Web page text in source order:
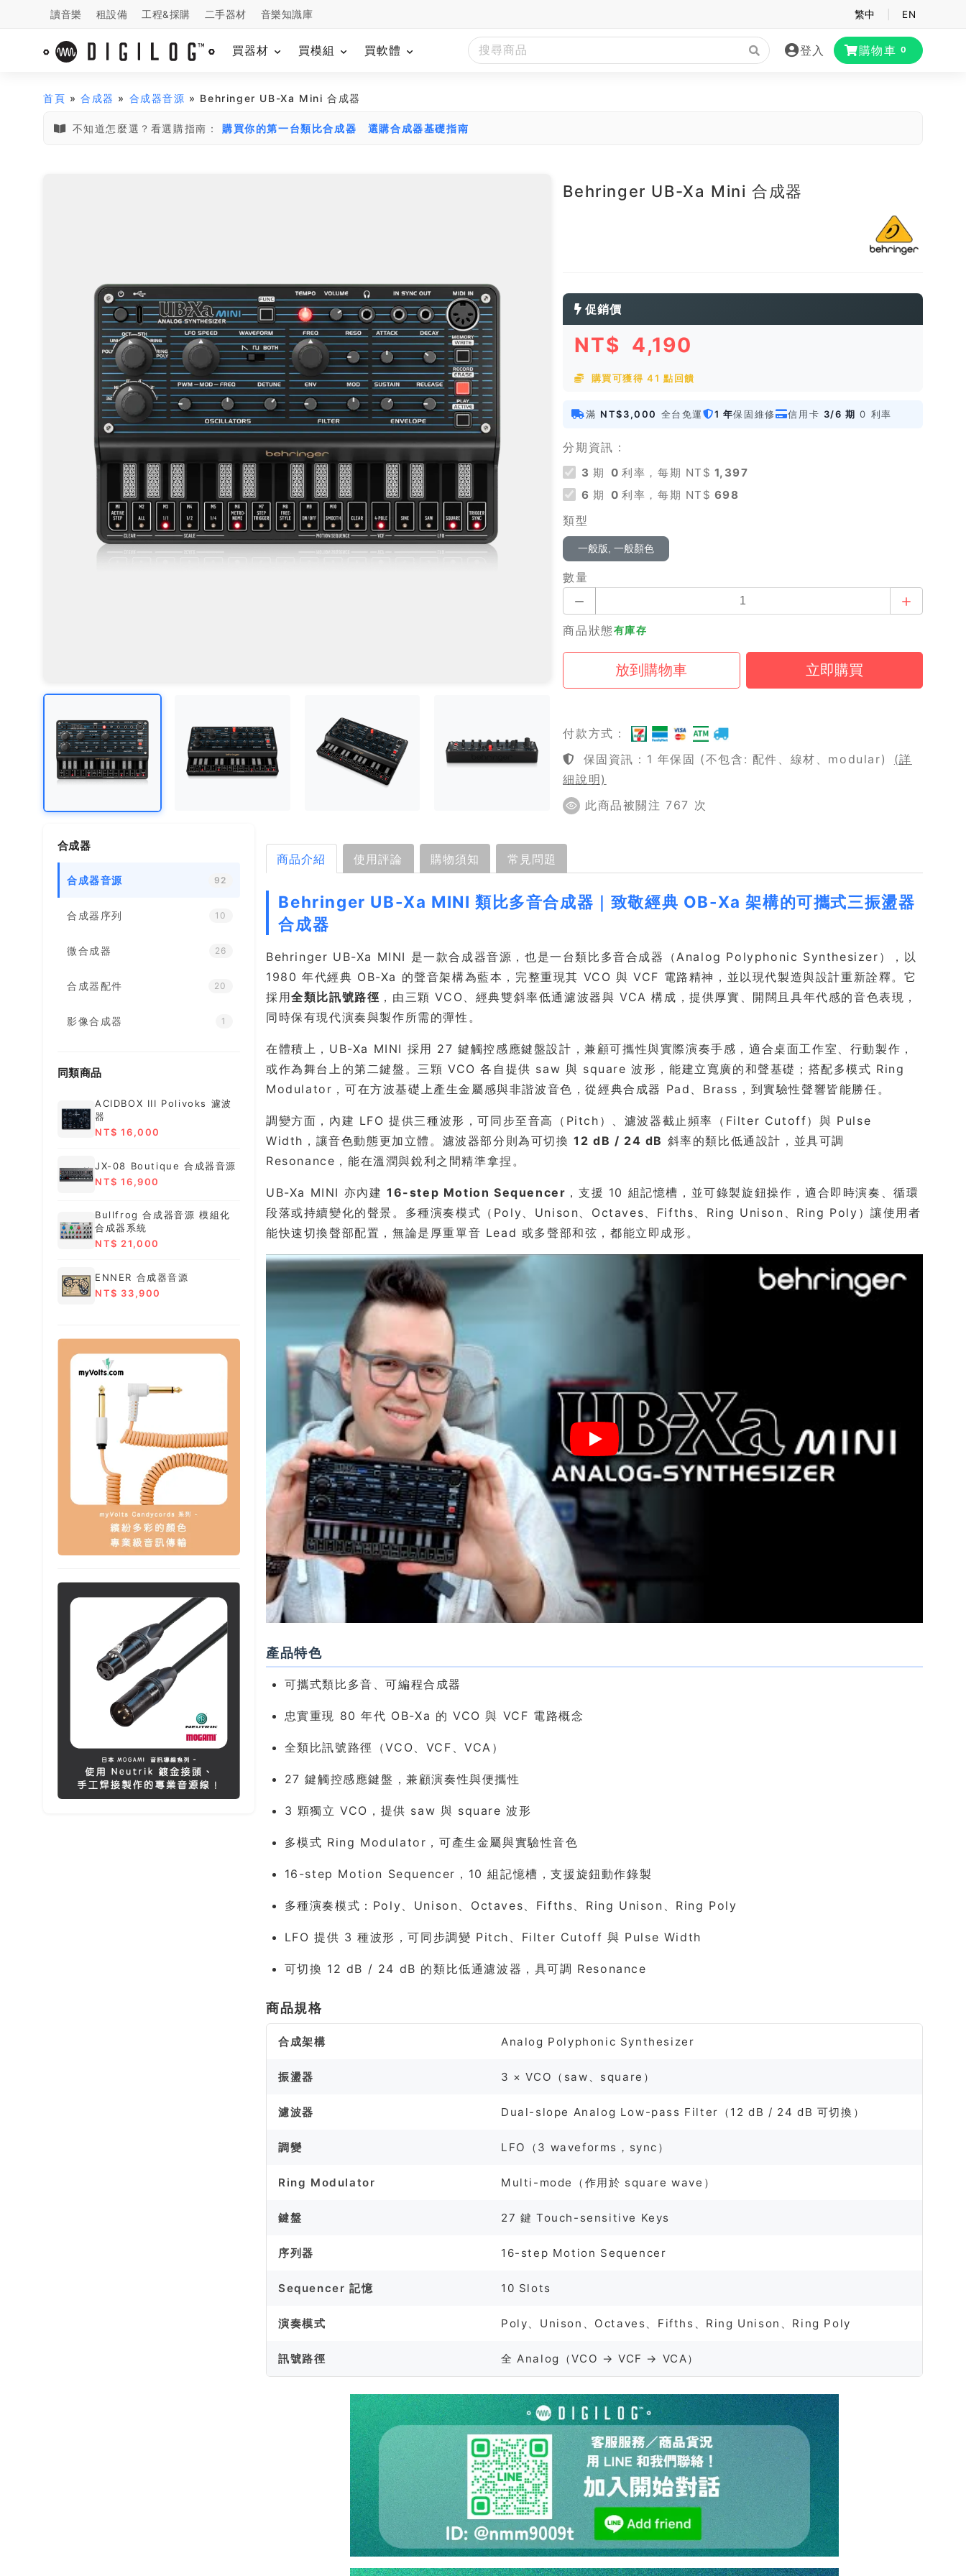
讀音樂 租設備 工程&採購 二手器材 音樂知識庫 繁中 EN
買器材 買模組 買軟體 登入 購物車 0
首頁 »合成器 » 合成器音源 » Behringer UB-Xa Mini 合成器
不知道怎麼選？看選購指南： 購買你的第一台類比合成器 選購合成器基礎指南
Behringer UB-Xa Mini 合成器
促銷價
NT$ 4,190
購買可獲得 41 點回饋
滿 NT$3,000 全台免運 1 年保固維修 信用卡 3/6 期 0 利率
分期資訊：
3 期 0 利率，每期 NT$ 1,397
6 期 0 利率，每期 NT$ 698
類型
一般版, 一般顏色
數量
商品狀態有庫存
付款方式：
保固資訊：1 年保固 (不包含: 配件、線材、modular)
(詳
細說明)
此商品被關注 767 次
合成器
合成器音源 92
合成器序列 10
微合成器 26
合成器配件 20
影像合成器 1
同類商品
ACIDBOX III Polivoks 濾波
器
NT$ 16,000
JX-08 Boutique 合成器音源
NT$ 16,900
Bullfrog 合成器音源 模組化
合成器系統
NT$ 21,000
ENNER 合成器音源
NT$ 33,900
商品介紹 使用評論 購物須知 常見問題
Behringer UB-Xa MINI 類比多音合成器｜致敬經典 OB-Xa 架構的可攜式三振盪器
合成器
Behringer UB-Xa MINI 是一款合成器音源，也是一台類比多音合成器（Analog Polyphonic Synthesizer），以
1980 年代經典 OB-Xa 的聲音架構為藍本，完整重現其 VCO 與 VCF 電路精神，並以現代製造與設計重新詮釋。它
採用全類比訊號路徑 ，由三顆 VCO、經典雙斜率低通濾波器與 VCA 構成，提供厚實、開闊且具年代感的音色表現，
同時保有現代演奏與製作所需的彈性。
在體積上，UB-Xa MINI 採用 27 鍵觸控感應鍵盤設計，兼顧可攜性與實際演奏手感，適合桌面工作室、行動製作，
或作為舞台上的第二鍵盤。三顆 VCO 各自提供 saw 與 square 波形，能建立寬廣的和聲基礎；搭配多模式 Ring
Modulator，可在方波基礎上產生金屬感與非諧波音色，從經典合成器 Pad、Brass，到實驗性聲響皆能勝任。
調變方面，內建 LFO 提供三種波形，可同步至音高（Pitch）、濾波器截止頻率（Filter Cutoff）與 Pulse
Width，讓音色動態更加立體。濾波器部分則為可切換12 dB / 24 dB 斜率的類比低通設計，並具可調
Resonance，能在溫潤與銳利之間精準拿捏。
UB-Xa MINI 亦內建16-step Motion Sequencer ，支援 10 組記憶槽，並可錄製旋鈕操作，適合即時演奏、循環
段落或持續變化的聲景。多種演奏模式（Poly、Unison、Octaves、Fifths、Ring Unison、Ring Poly）讓使用者
能快速切換聲部配置，無論是厚重單音 Lead 或多聲部和弦，都能立即成形。
產品特色
可攜式類比多音、可編程合成器
忠實重現 80 年代 OB-Xa 的 VCO 與 VCF 電路概念
全類比訊號路徑（VCO、VCF、VCA）
27 鍵觸控感應鍵盤，兼顧演奏性與便攜性
3 顆獨立 VCO，提供 saw 與 square 波形
多模式 Ring Modulator，可產生金屬與實驗性音色
16-step Motion Sequencer，10 組記憶槽，支援旋鈕動作錄製
多種演奏模式：Poly、Unison、Octaves、Fifths、Ring Unison、Ring Poly
LFO 提供 3 種波形，可同步調變 Pitch、Filter Cutoff 與 Pulse Width
可切換 12 dB / 24 dB 的類比低通濾波器，具可調 Resonance
商品規格
合成架構 Analog Polyphonic Synthesizer
振盪器 3 × VCO（saw、square）
濾波器 Dual-slope Analog Low-pass Filter（12 dB / 24 dB 可切換）
調變 LFO（3 waveforms，sync）
Ring Modulator Multi-mode（作用於 square wave）
鍵盤 27 鍵 Touch-sensitive Keys
序列器 16-step Motion Sequencer
Sequencer 記憶 10 Slots
演奏模式 Poly、Unison、Octaves、Fifths、Ring Unison、Ring Poly
訊號路徑 全 Analog（VCO → VCF → VCA）